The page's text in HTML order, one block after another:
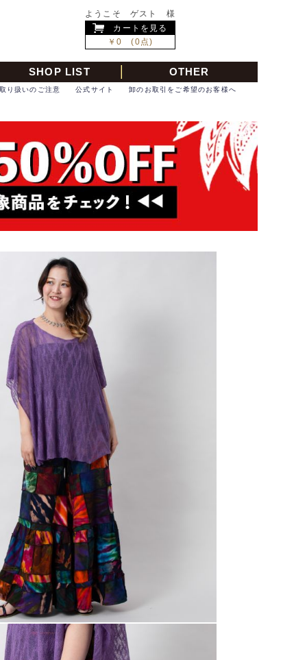
ようこそ ゲスト 様
カートを見る
￥0 (0点)
SHOP LIST OTHER
卸のお取引をご希望のお客様へ
公式サイト
り扱いのご注意